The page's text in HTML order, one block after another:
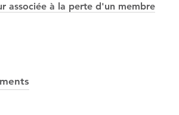
associée à la perte d'un membre